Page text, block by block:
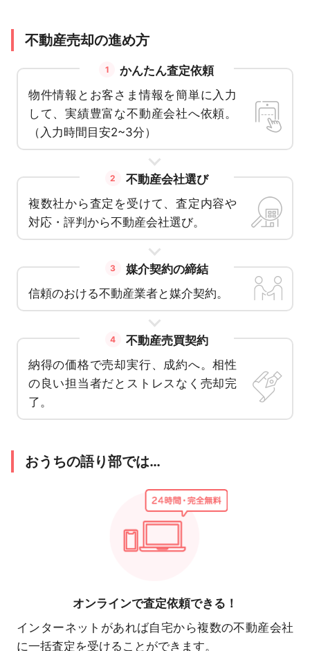
不動産売却の進め方
1
かんたん査定依頼
物件情報とお客さま情報を簡単に入力
して、実績豊富な不動産会社へ依頼。
（入力時間目安2~3分）
2
不動産会社選び
複数社から査定を受けて、査定内容や
対応・評判から不動産会社選び。
3
媒介契約の締結
信頼のおける不動産業者と媒介契約。
4
不動産売買契約
納得の価格で売却実行、成約へ。相性
の良い担当者だとストレスなく売却完
了。
おうちの語り部では…
オンラインで査定依頼できる！
インターネットがあれば自宅から複数の不動産会社
に一括査定を受けることができます。